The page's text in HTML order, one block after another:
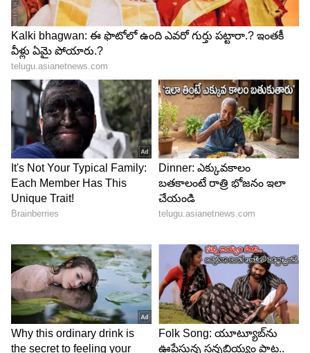
Image Credit :Asianet News
వృశ్చిక రాశి..
కుజుడి రోహిణీ నక్షత్ర సంచారం వృశ్చిక రాశివారికి చాలా
అద్భుతంగా ఉంటుంది. ఆర్థికంగా బాగా కలిసొస్తుంది. కొత్త
అవకాశాలు వస్తాయి. వాటిని సద్వినియోగం చేసుకుంటే..
ఆదాయంలో రెట్టింపు ఫలితాలు పొందుతారు.
వ్యాపారాల్లోనూ బాగా రాణిస్తారు.గతంలో పెట్టిన పెట్టుబడుల
మంచి పురోగతి సాధిస్తారు. దీర్ఘకాలంగా పెండింగ్ లో ఉన్న
సమస్యలన్నీ తీరిపోతాయి.
LATEST VIDEOS